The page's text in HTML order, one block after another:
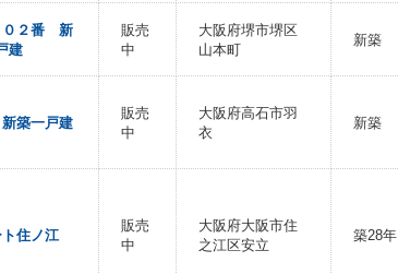
０２番 新
建
販売
中
大阪府堺市堺区
山本町
新築
築一戸建
販売
中
大阪府高石市羽
衣
新築
住ノ江
販売
中
大阪府大阪市住
之江区安立
築28年